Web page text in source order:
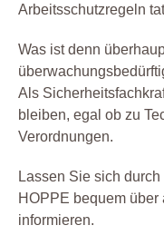
Arbeitsschutzregeln
Was ist denn
Als
bleiben, egal ob zu
Verordnungen.
Lassen Sie sich
HOPPE bequem
informieren.